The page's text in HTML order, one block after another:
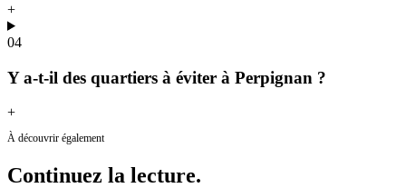
+
04
Y a-t-il des quartiers à éviter à Perpignan ?
+
À découvrir également
Continuez la lecture.